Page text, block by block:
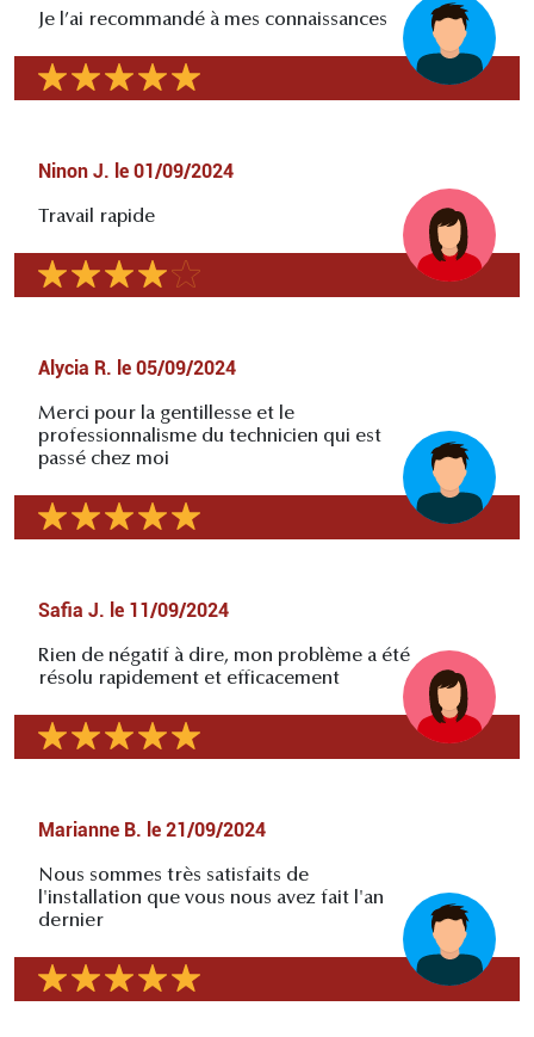
Je l’ai recommandé à mes connaissances
Ninon J. le 01/09/2024
Travail rapide
Alycia R. le 05/09/2024
Merci pour la gentillesse et le
professionnalisme du technicien qui est
passé chez moi
Safia J. le 11/09/2024
Rien de négatif à dire, mon problème a été
résolu rapidement et efficacement
Marianne B. le 21/09/2024
Nous sommes très satisfaits de
l'installation que vous nous avez fait l'an
dernier